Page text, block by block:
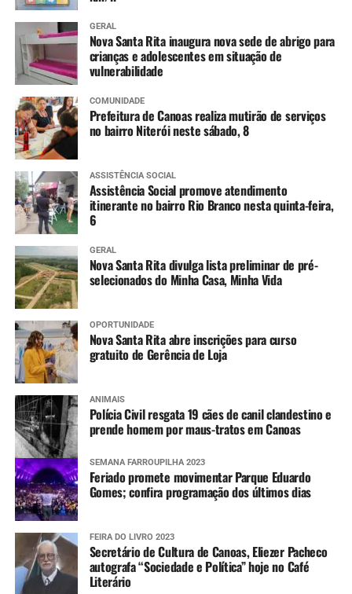
GERAL
Nova Santa Rita inaugura nova sede de abrigo para
crianças e adolescentes em situação de
vulnerabilidade
COMUNIDADE
Prefeitura de Canoas realiza mutirão de serviços
no bairro Niterói neste sábado, 8
ASSISTÊNCIA SOCIAL
Assistência Social promove atendimento
itinerante no bairro Rio Branco nesta quinta-feira,
6
GERAL
Nova Santa Rita divulga lista preliminar de pré-
selecionados do Minha Casa, Minha Vida
OPORTUNIDADE
Nova Santa Rita abre inscrições para curso
gratuito de Gerência de Loja
ANIMAIS
Polícia Civil resgata 19 cães de canil clandestino e
prende homem por maus-tratos em Canoas
SEMANA FARROUPILHA 2023
Feriado promete movimentar Parque Eduardo
Gomes; confira programação dos últimos dias
FEIRA DO LIVRO 2023
Secretário de Cultura de Canoas, Eliezer Pacheco
autografa “Sociedade e Política” hoje no Café
Literário